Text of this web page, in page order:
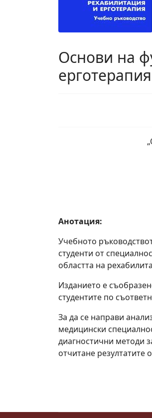
Основи на
ерготерапия
Анотация:
Учебното
студенти от
областта на
Изданието е
студентите по
За да се направи
медицински
диагностични методи
отчитане